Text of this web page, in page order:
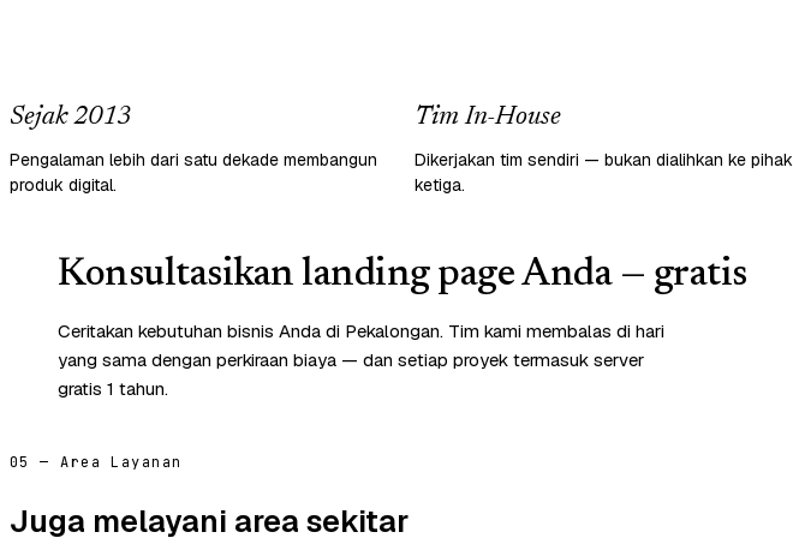
Sejak 2013
Pengalaman lebih dari satu dekade membangun
produk digital.
Tim In-House
Dikerjakan tim sendiri — bukan dialihkan ke pihak
ketiga.
Konsultasikan landing page Anda — gratis
Ceritakan kebutuhan bisnis Anda di Pekalongan. Tim kami membalas di hari
yang sama dengan perkiraan biaya — dan setiap proyek termasuk server
gratis 1 tahun.
05 — Area Layanan
Juga melayani area sekitar